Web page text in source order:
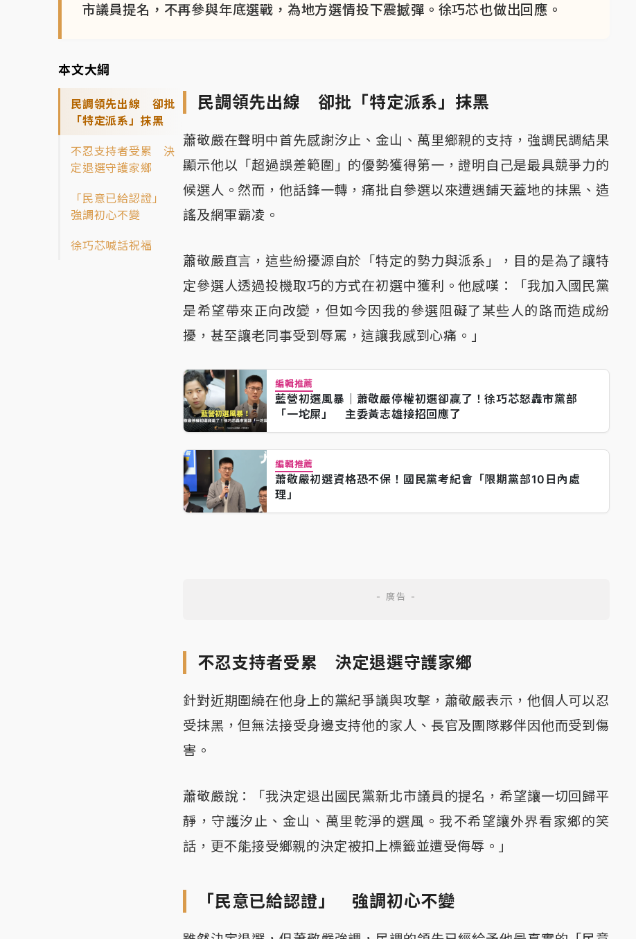
市議員提名，不再參與年底選戰，為地方選情投下震撼彈。徐巧芯也做出回應。
本文大綱
民調領先出線 卻批
「特定派系」抹黑
不忍支持者受累 決
定退選守護家鄉
「民意已給認證」
強調初心不變
徐巧芯喊話祝福
民調領先出線 卻批「特定派系」抹黑
蕭敬嚴在聲明中首先感謝汐止、金山、萬里鄉親的支持，強調民調結果
顯示他以「超過誤差範圍」的優勢獲得第一，證明自己是最具競爭力的
候選人。然而，他話鋒一轉，痛批自參選以來遭遇鋪天蓋地的抹黑、造
謠及網軍霸凌。
蕭敬嚴直言，這些紛擾源自於「特定的勢力與派系」，目的是為了讓特
定參選人透過投機取巧的方式在初選中獲利。他感嘆：「我加入國民黨
是希望帶來正向改變，但如今因我的參選阻礙了某些人的路而造成紛
擾，甚至讓老同事受到辱罵，這讓我感到心痛。」
編輯推薦
藍營初選風暴｜蕭敬嚴停權初選卻贏了！徐巧芯怒轟市黨部
「一坨屎」 主委黃志雄接招回應了
編輯推薦
蕭敬嚴初選資格恐不保！國民黨考紀會「限期黨部10日內處
理」
不忍支持者受累 決定退選守護家鄉
針對近期圍繞在他身上的黨紀爭議與攻擊，蕭敬嚴表示，他個人可以忍
受抹黑，但無法接受身邊支持他的家人、長官及團隊夥伴因他而受到傷
害。
蕭敬嚴說：「我決定退出國民黨新北市議員的提名，希望讓一切回歸平
靜，守護汐止、金山、萬里乾淨的選風。我不希望讓外界看家鄉的笑
話，更不能接受鄉親的決定被扣上標籤並遭受侮辱。」
「民意已給認證」 強調初心不變